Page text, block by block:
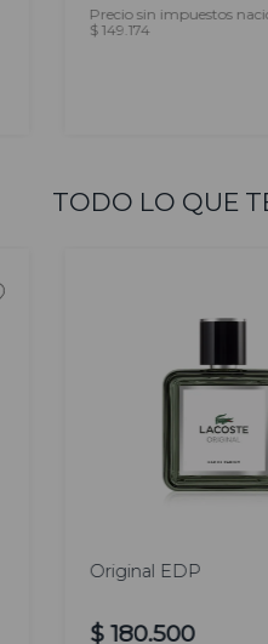
Precio sin impuestos
$ 149.174
TODO LO QUE
100
Original EDP
$ 180.500